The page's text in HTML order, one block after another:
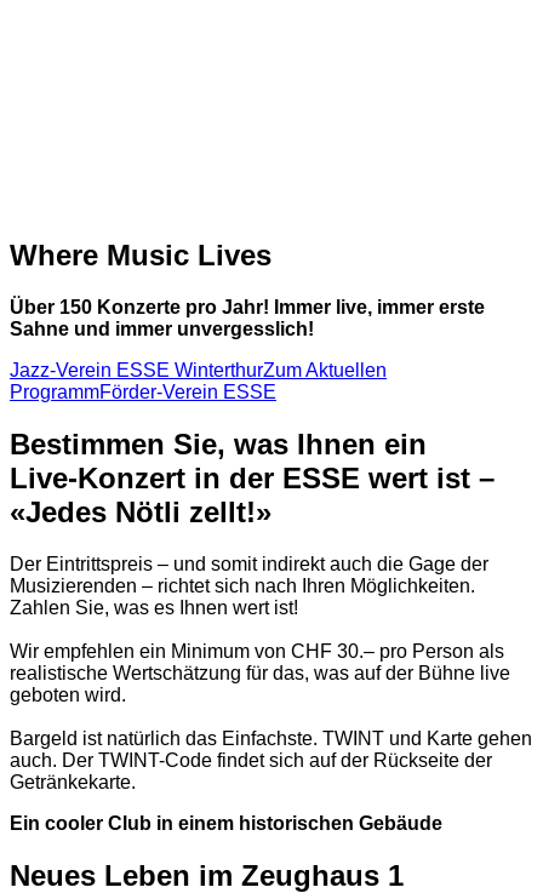
Where Music Lives
Über 150 Konzerte pro Jahr! Immer live, immer erste
Sahne und immer unvergesslich!
Jazz-Verein ESSE WinterthurZum Aktuellen
ProgrammFörder-Verein ESSE
Bestimmen Sie, was Ihnen ein
Live-Konzert in der ESSE wert ist –
«Jedes Nötli zellt!»
Der Eintrittspreis – und somit indirekt auch die Gage der
Musizierenden – richtet sich nach Ihren Möglichkeiten.
Zahlen Sie, was es Ihnen wert ist!
Wir empfehlen ein Minimum von CHF 30.– pro Person als
realistische Wertschätzung für das, was auf der Bühne live
geboten wird.
Bargeld ist natürlich das Einfachste. TWINT und Karte gehen
auch. Der TWINT-Code findet sich auf der Rückseite der
Getränkekarte.
Ein cooler Club in einem historischen Gebäude
Neues Leben im Zeughaus 1